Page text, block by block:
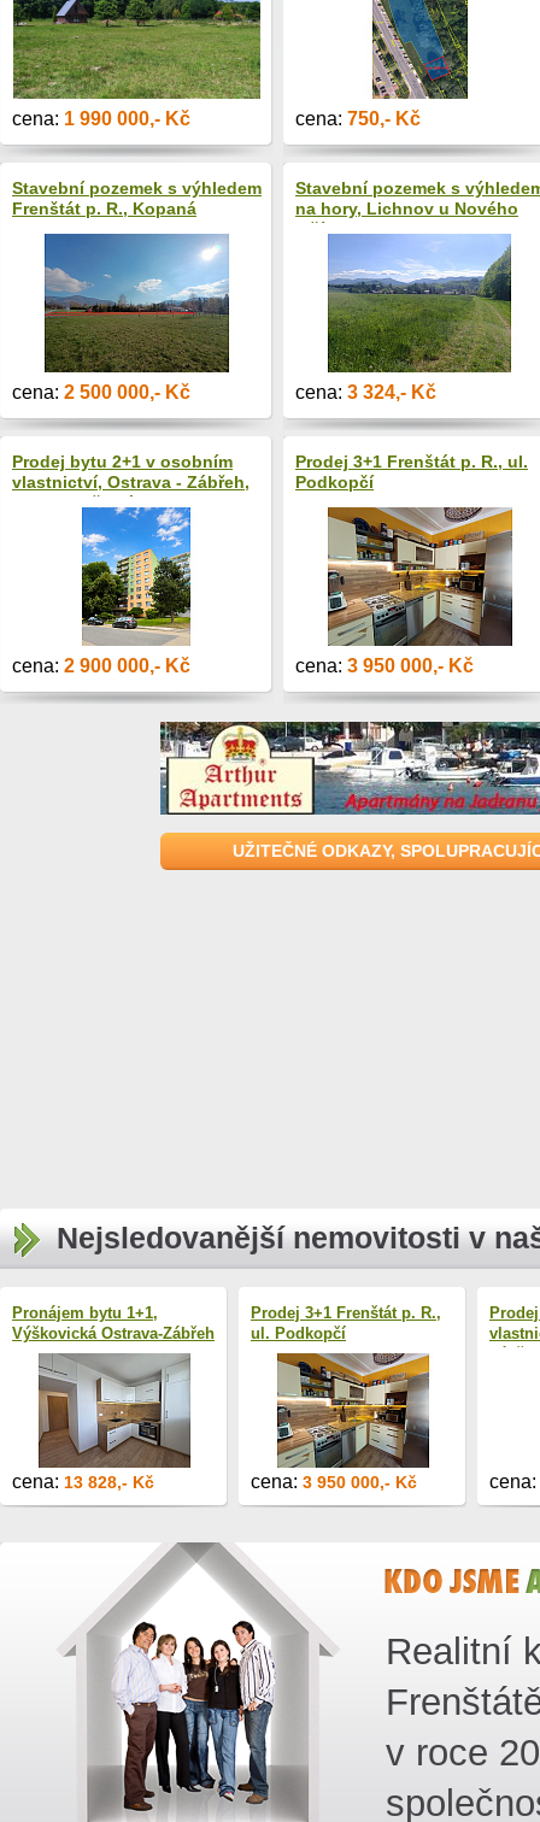
cena: 1 990 000,- Kč cena: 750,- Kč
Stavební pozemek s výhledem
Frenštát p. R., Kopaná
cena: 2 500 000,- Kč
Stavební pozemek s
na hory, Lichnov u Nového
Jičína 1474 m2, cena za 1 m2
cena: 3 324,- Kč
Prodej bytu 2+1 v osobním
vlastnictví, Ostrava - Zábřeh,
ul. Starobělská
cena: 2 900 000,- Kč
Prodej 3+1 Frenštát p. R., ul.
Podkopčí
cena: 3 950 000,- Kč
UŽITEČNÉ ODKAZY,
Nejsledovanější nemovitosti v
Pronájem bytu 1+1,
Výškovická Ostrava-Zábřeh
cena: 13 828,- Kč
Prodej 3+1 Frenštát p. R.,
ul. Podkopčí
cena: 3 950 000,- Kč cena:
Realitní
v roce